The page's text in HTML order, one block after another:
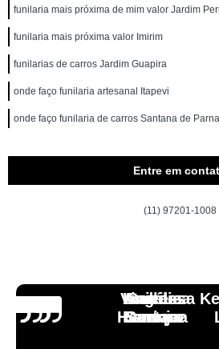
funilaria mais próxima de mim valor Jardim Peri
funilaria mais próxima valor Imirim
funilarias de carros Jardim Guapira
onde faço funilaria artesanal Itapevi
onde faço funilaria de carros Santana de
Entre em
(11) 97201-1008
Angélica
Santana
Andressa
Carlos
Henrique
Vinicius
Laranja
Lourdes
Santoro